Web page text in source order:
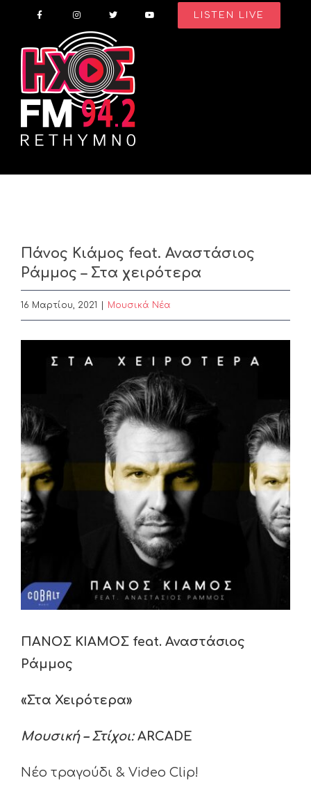
content
LISTEN LIVE
Πάνος Κιάμος feat. Αναστάσιος
Ράμμος – Στα χειρότερα
16 Μαρτίου, 2021 Μουσικά Νέα
ΠΑΝΟΣ ΚΙΑΜΟΣ feat. Αναστάσιος
Ράμμος
«Στα Χειρότερα»
Μουσική – Στίχοι: ARCADE
Νέο τραγούδι & Video Clip!